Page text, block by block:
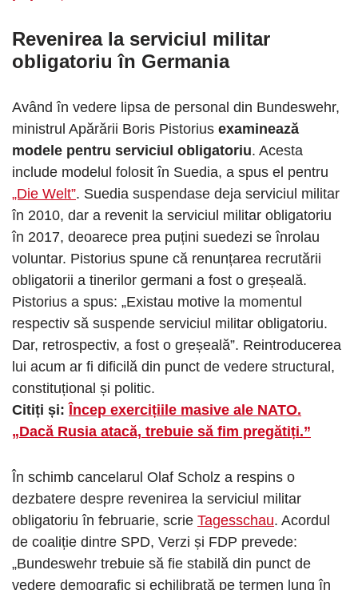
Revenirea la serviciul militar
obligatoriu în Germania
Având în vedere lipsa de personal din Bundeswehr,
ministrul Apărării Boris Pistorius examinează
modele pentru serviciul obligatoriu. Acesta
include modelul folosit în Suedia, a spus el pentru
„Die Welt”. Suedia suspendase deja serviciul militar
în 2010, dar a revenit la serviciul militar obligatoriu
în 2017, deoarece prea puțini suedezi se înrolau
voluntar. Pistorius spune că renunțarea recrutării
obligatorii a tinerilor germani a fost o greșeală.
Pistorius a spus: „Existau motive la momentul
respectiv să suspende serviciul militar obligatoriu.
Dar, retrospectiv, a fost o greșeală”. Reintroducerea
lui acum ar fi dificilă din punct de vedere structural,
constituțional și politic.
Citiți și:Încep exercițiile masive ale NATO.
„Dacă Rusia atacă, trebuie să fim pregătiți.”
În schimb cancelarul Olaf Scholz a respins o
dezbatere despre revenirea la serviciul militar
obligatoriu în februarie, scrie Tagesschau. Acordul
de coaliție dintre SPD, Verzi și FDP prevede:
„Bundeswehr trebuie să fie stabilă din punct de
vedere demografic și echilibrată pe termen lung în